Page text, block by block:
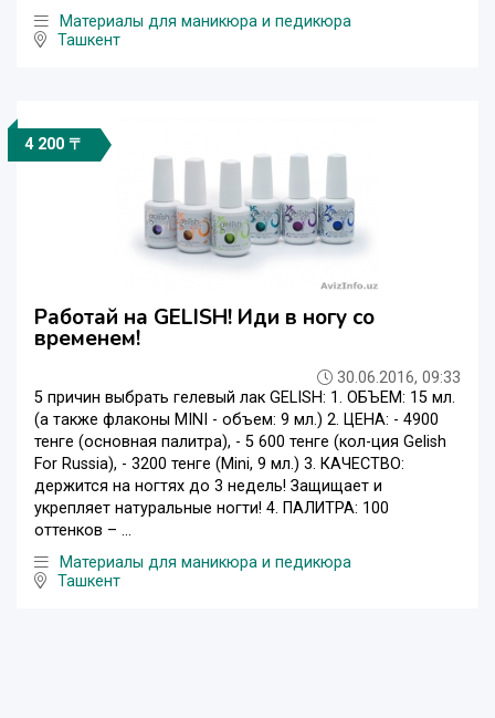
Материалы для маникюра и педикюра
Ташкент
4 200 〒
Работай на GELISH! Иди в ногу со
временем!
30.06.2016, 09:33
5 причин выбрать гелевый лак GELISH: 1. ОБЪЕМ: 15 мл.
(а также флаконы MINI - объем: 9 мл.) 2. ЦЕНА: - 4900
тенге (основная палитра), - 5 600 тенге (кол-ция Gelish
For Russia), - 3200 тенге (Mini, 9 мл.) 3. КАЧЕСТВО:
держится на ногтях до 3 недель! Защищает и
укрепляет натуральные ногти! 4. ПАЛИТРА: 100
оттенков – ...
Материалы для маникюра и педикюра
Ташкент